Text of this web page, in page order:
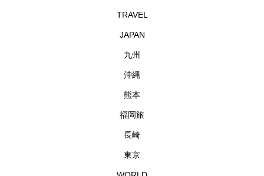
TRAVEL
JAPAN
九州
沖縄
熊本
福岡旅
長崎
東京